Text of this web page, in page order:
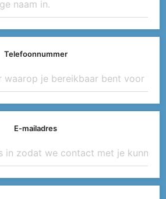
Telefoonnummer
E-mailadres